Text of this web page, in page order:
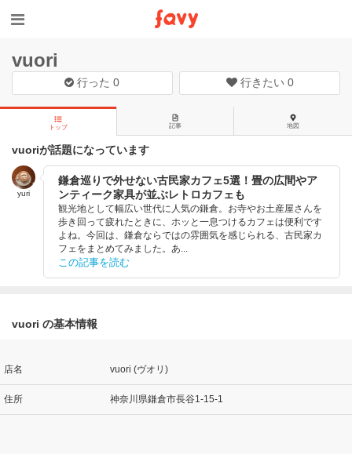
vuori
行った0 行きたい 0
トップ 記事 地図
vuoriが話題になっています
yuri
鎌倉巡りで外せない古民家カフェ5選！畳の広間やア
ンティーク家具が並ぶレトロカフェも
観光地として幅広い世代に人気の鎌倉。お寺やお土産屋さんを
歩き回って疲れたときに、ホッと一息つけるカフェは便利です
よね。今回は、鎌倉ならではの雰囲気を感じられる、古民家カ
フェをまとめてみました。あ...
この記事を読む
vuori の基本情報
店名 vuori (ヴオリ)
住所 神奈川県鎌倉市長谷1-15-1